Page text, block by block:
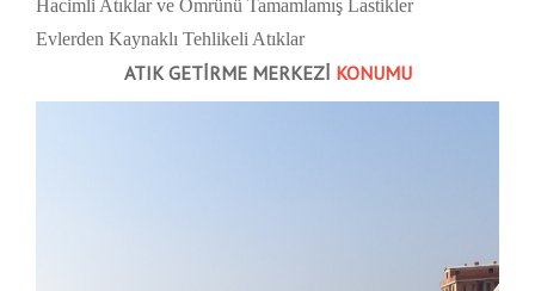
Hacimli Atıklar ve Ömrünü Tamamlamış Lastikler
Evlerden Kaynaklı Tehlikeli Atıklar
ATIK GETİRME MERKEZİ KONUMU